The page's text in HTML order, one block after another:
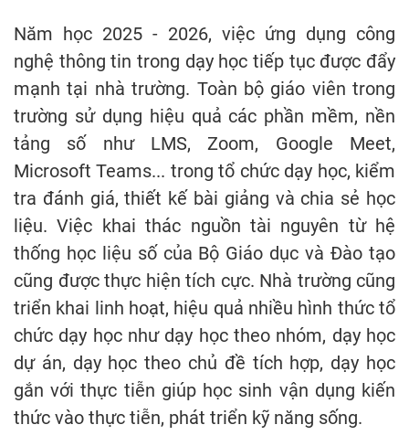
Năm học 2025 - 2026, việc ứng dụng công
nghệ thông tin trong dạy học tiếp tục được đẩy
mạnh tại nhà trường. Toàn bộ giáo viên trong
trường sử dụng hiệu quả các phần mềm, nền
tảng số như LMS, Zoom, Google Meet,
Microsoft Teams... trong tổ chức dạy học, kiểm
tra đánh giá, thiết kế bài giảng và chia sẻ học
liệu. Việc khai thác nguồn tài nguyên từ hệ
thống học liệu số của Bộ Giáo dục và Đào tạo
cũng được thực hiện tích cực. Nhà trường cũng
triển khai linh hoạt, hiệu quả nhiều hình thức tổ
chức dạy học như dạy học theo nhóm, dạy học
dự án, dạy học theo chủ đề tích hợp, dạy học
gắn với thực tiễn giúp học sinh vận dụng kiến
thức vào thực tiễn, phát triển kỹ năng sống.